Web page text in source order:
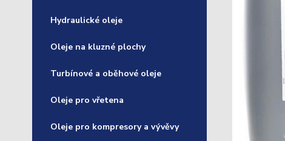
Hydraulické oleje
Oleje na kluzné plochy
Turbínové a oběhové oleje
Oleje pro vřetena
Oleje pro kompresory a vývěvy